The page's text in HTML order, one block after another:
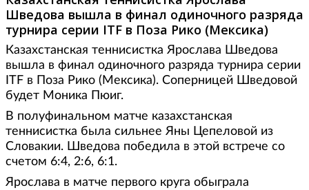
Шведова вышла в финал одиночного разряда
турнира серии ITF в Поза Рико (Мексика)
Казахстанская теннисистка Ярослава Шведова
вышла в финал одиночного разряда турнира серии
ITF в Поза Рико (Мексика). Соперницей Шведовой
будет Моника Пюиг.
В полуфинальном матче казахстанская
теннисистка была сильнее Яны Цепеловой из
Словакии. Шведова победила в этой встрече со
счетом 6:4, 2:6, 6:1.
Ярослава в матче первого круга обыграла